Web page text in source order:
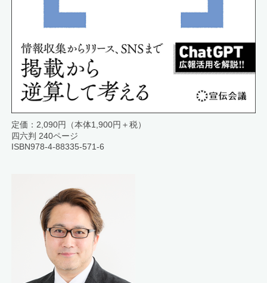
定価：2,090円（本体1,900円＋税）
四六判 240ページ
ISBN978-4-88335-571-6